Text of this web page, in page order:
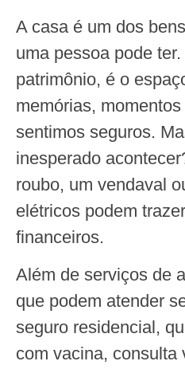
A casa é um dos
uma pessoa pode
patrimônio, é o
memórias,
sentimos seguros.
inesperado
roubo, um vendaval
elétricos podem
financeiros.
Além de serviços de
que podem atender
seguro residencial,
com vacina, consulta